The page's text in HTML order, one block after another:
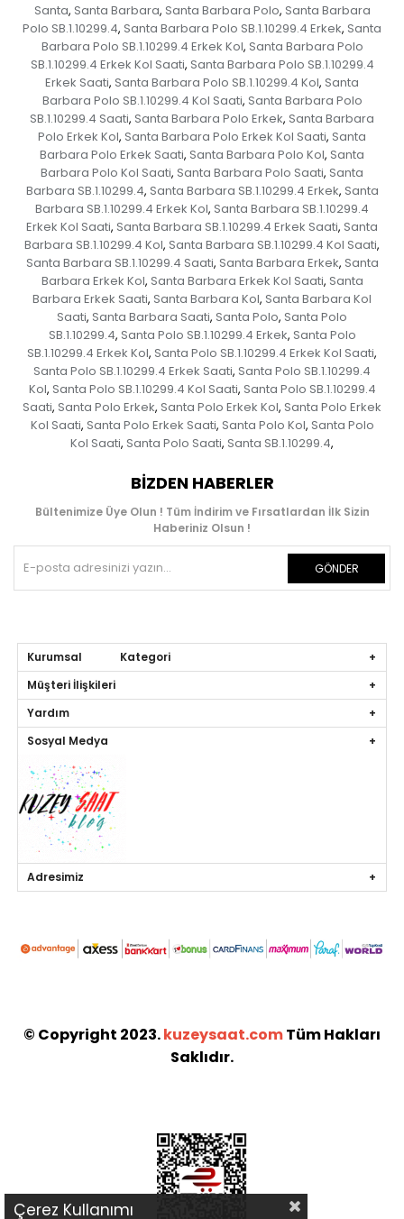
Santa, Santa Barbara, Santa Barbara Polo, Santa Barbara
Polo SB.1.10299.4, Santa Barbara Polo SB.1.10299.4 Erkek, Santa
Barbara Polo SB.1.10299.4 Erkek Kol, Santa Barbara Polo
SB.1.10299.4 Erkek Kol Saati, Santa Barbara Polo SB.1.10299.4
Erkek Saati, Santa Barbara Polo SB.1.10299.4 Kol, Santa
Barbara Polo SB.1.10299.4 Kol Saati, Santa Barbara Polo
SB.1.10299.4 Saati, Santa Barbara Polo Erkek, Santa Barbara
Polo Erkek Kol, Santa Barbara Polo Erkek Kol Saati, Santa
Barbara Polo Erkek Saati, Santa Barbara Polo Kol, Santa
Barbara Polo Kol Saati, Santa Barbara Polo Saati, Santa
Barbara SB.1.10299.4, Santa Barbara SB.1.10299.4 Erkek, Santa
Barbara SB.1.10299.4 Erkek Kol, Santa Barbara SB.1.10299.4
Erkek Kol Saati, Santa Barbara SB.1.10299.4 Erkek Saati, Santa
Barbara SB.1.10299.4 Kol, Santa Barbara SB.1.10299.4 Kol Saati,
Santa Barbara SB.1.10299.4 Saati, Santa Barbara Erkek, Santa
Barbara Erkek Kol, Santa Barbara Erkek Kol Saati, Santa
Barbara Erkek Saati, Santa Barbara Kol, Santa Barbara Kol
Saati, Santa Barbara Saati, Santa Polo, Santa Polo
SB.1.10299.4, Santa Polo SB.1.10299.4 Erkek, Santa Polo
SB.1.10299.4 Erkek Kol, Santa Polo SB.1.10299.4 Erkek Kol Saati,
Santa Polo SB.1.10299.4 Erkek Saati, Santa Polo SB.1.10299.4
Kol, Santa Polo SB.1.10299.4 Kol Saati, Santa Polo SB.1.10299.4
Saati, Santa Polo Erkek, Santa Polo Erkek Kol, Santa Polo Erkek
Kol Saati, Santa Polo Erkek Saati, Santa Polo Kol, Santa Polo
Kol Saati, Santa Polo Saati, Santa SB.1.10299.4,
BIZDEN HABERLER
Bültenimize Üye Olun ! Tüm İndirim ve Fırsatlardan İlk Sizin
Haberiniz Olsun !
GÖNDER
Kurumsal Kategori
Müşteri İlişkileri
Yardım
Sosyal Medya
Adresimiz
© Copyright 2023.kuzeysaat.comTüm Hakları
Saklıdır.
Çerez Kullanımı